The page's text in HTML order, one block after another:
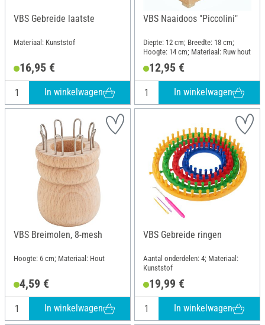
VBS Gebreide laatste
Materiaal: Kunststof
16,95 €
In winkelwagen
VBS Naaidoos "Piccolini"
Diepte: 12 cm; Breedte: 18 cm;
Hoogte: 14 cm; Materiaal: Ruw hout
12,95 €
In winkelwagen
VBS Breimolen, 8-mesh
Hoogte: 6 cm; Materiaal: Hout
4,59 €
In winkelwagen
VBS Gebreide ringen
Aantal onderdelen: 4; Materiaal:
Kunststof
19,99 €
In winkelwagen